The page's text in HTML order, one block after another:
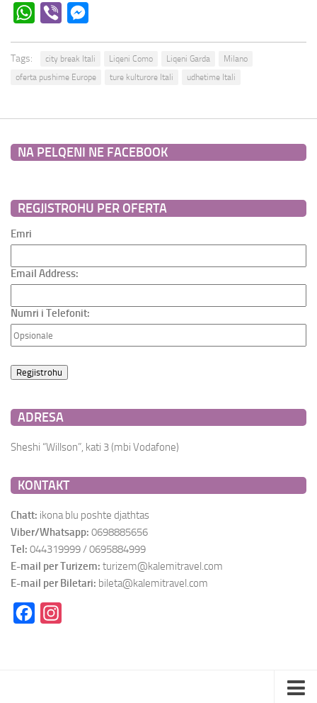
WhatsApp
Viber
Tags: city break Itali Liqeni Como Liqeni Garda
Milano
oferta pushime Europe
ture kulturore Itali udhetime Itali
NA PELQENI NE FACEBOOK
REGJISTROHU PER OFERTA
Emri
Email Address:
Numri i Telefonit:
ADRESA
Sheshi “Willson”, kati 3 (mbi Vodafone)
KONTAKT
Chatt: ikona blu poshte djathtas
Viber/Whatsapp: 0698885656
Tel: 044319999 / 0695884999
E-mail per Turizem: turizem@kalemitravel.com
E-mail per Biletari: bileta@kalemitravel.com
Facebook